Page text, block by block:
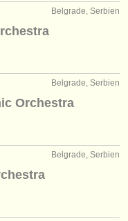
Belgrade, Serbien
Belgrade, Serbien
Orchestra
Belgrade, Serbien